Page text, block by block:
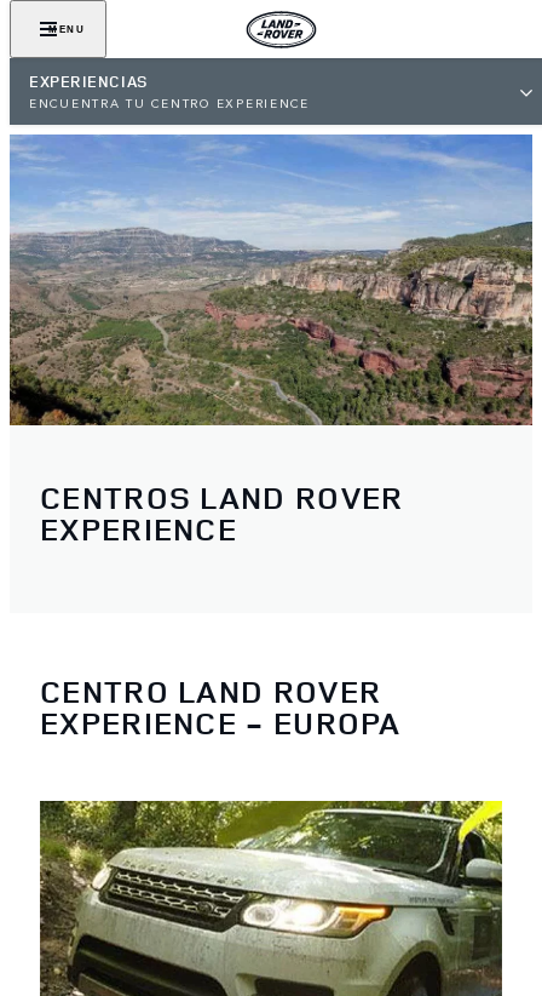
MENU
EXPERIENCIAS
ENCUENTRA TU CENTRO EXPERIENCE
CENTROS LAND ROVER
EXPERIENCE
CENTRO LAND ROVER
EXPERIENCE - EUROPA